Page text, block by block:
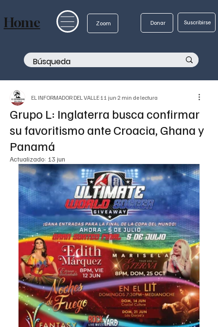
Zoom Donar Suscribirse
Home
Grupo L: Inglaterra busca confirmar
su favoritismo ante Croacia, Ghana y
Panamá
EL INFORMADOR DEL VALLE 11 jun 2 min de lectura
Actualizado: 13 jun